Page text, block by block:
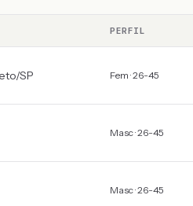
PERFIL
/SP Fem · 26-45
Masc · 26-45
Masc · 26-45